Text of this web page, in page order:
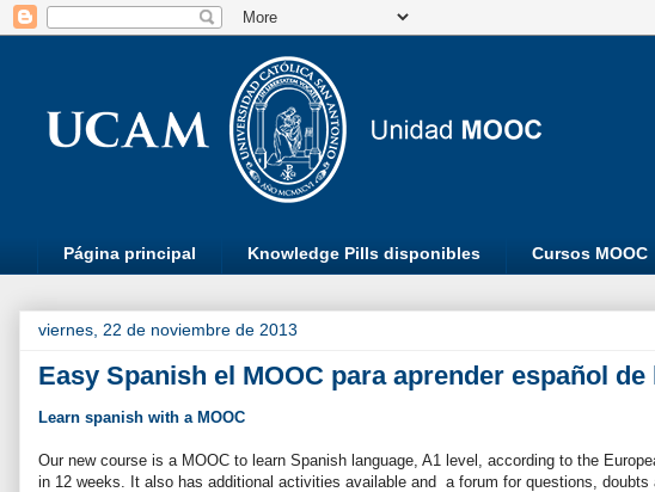
Página principal Knowledge Pills disponibles Cursos MOOC
viernes, 22 de noviembre de 2013
Easy Spanish el MOOC para aprender español de
Learn spanish with a MOOC
Our new course is a MOOC to learn Spanish language, A1 level, according to the
in 12 weeks. It also has additional activities available and a forum for questions,